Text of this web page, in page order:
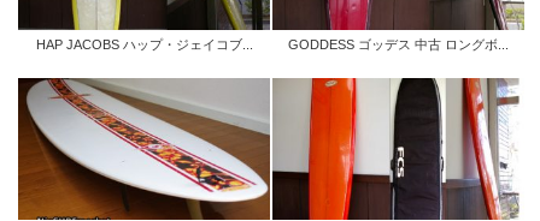
HAP JACOBS ハップ・ジェイコブ... GODDESS ゴッデス 中古 ロングボ...